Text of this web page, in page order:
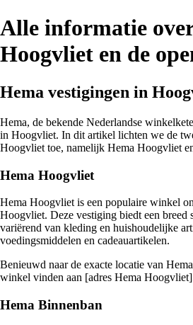
Alle informatie
Hoogvliet en de
Hema vestigingen in
Hema, de bekende Nederlandse
in Hoogvliet. In dit artikel lichten we de
Hoogvliet toe, namelijk Hema Hoogvliet
Hema Hoogvliet
Hema Hoogvliet is een populaire winkel
Hoogvliet. Deze vestiging biedt een breed
variërend van kleding en huishoudelijke
voedingsmiddelen en cadeauartikelen.
Benieuwd naar de exacte locatie van
winkel vinden aan [adres Hema
Hema Binnenban